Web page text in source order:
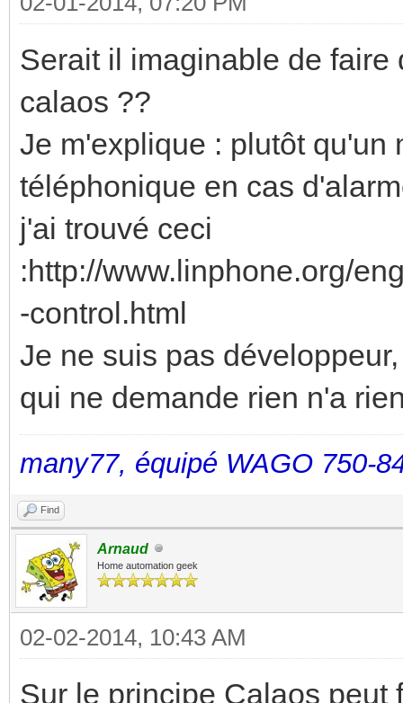
Serait il imaginable de
calaos ??
Je m'explique : plutôt qu'un
téléphonique en cas
j'ai trouvé ceci
:http://www.linphone.org/
-control.html
Je ne suis pas
qui ne demande rien n'a
many77, équipé WAGO 750-
Find
Arnaud
Home automation geek
02-02-2014, 10:43 AM
Sur le principe Calaos peut